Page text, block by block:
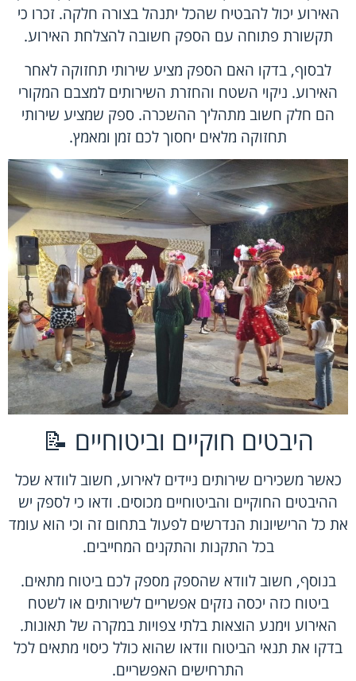
האירוע יכול להבטיח שהכל יתנהל בצורה חלקה. זכרו כי
תקשורת פתוחה עם הספק חשובה להצלחת האירוע.
לבסוף, בדקו האם הספק מציע שירותי תחזוקה לאחר
האירוע. ניקוי השטח והחזרת השירותים למצבם המקורי
הם חלק חשוב מתהליך ההשכרה. ספק שמציע שירותי
תחזוקה מלאים יחסוך לכם זמן ומאמץ.
היבטים חוקיים וביטוחיים 📝
כאשר משכירים שירותים ניידים לאירוע, חשוב לוודא שכל
ההיבטים החוקיים והביטוחיים מכוסים. ודאו כי לספק יש
את כל הרישיונות הנדרשים לפעול בתחום זה וכי הוא עומד
בכל התקנות והתקנים המחייבים.
בנוסף, חשוב לוודא שהספק מספק לכם ביטוח מתאים.
ביטוח כזה יכסה נזקים אפשריים לשירותים או לשטח
האירוע וימנע הוצאות בלתי צפויות במקרה של תאונות.
בדקו את תנאי הביטוח וודאו שהוא כולל כיסוי מתאים לכל
התרחישים האפשריים.